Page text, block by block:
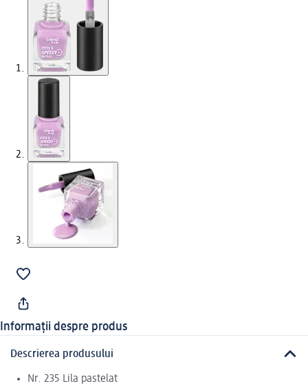
Informații despre produs
Descrierea produsului
Nr. 235 Lila pastelat